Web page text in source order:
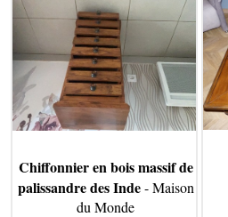
Chiffonnier en bois massif de
palissandre des Inde- Maison
du Monde